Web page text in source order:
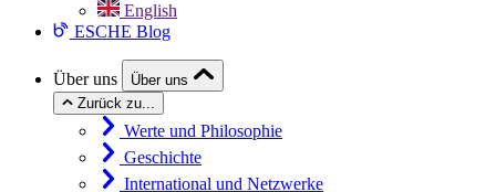
English
ESCHE Blog
Über uns
Über uns
Zurück zu...
Werte und Philosophie
Geschichte
International und Netzwerke